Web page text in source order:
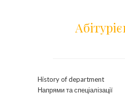
History of department
Напрями та спеціалізації